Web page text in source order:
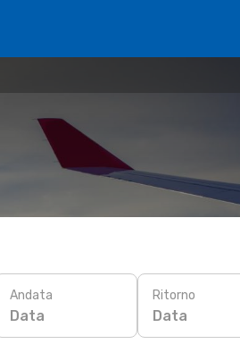
Andata
Data
Ritorno
Data